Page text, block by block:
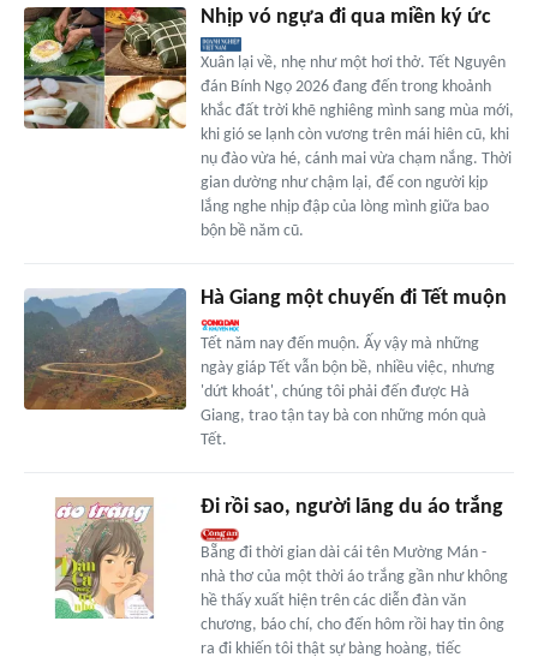
Nhịp vó ngựa đi qua miền ký ức
Xuân lại về, nhẹ như một hơi thở. Tết Nguyên
đán Bính Ngọ 2026 đang đến trong khoảnh
khắc đất trời khẽ nghiêng mình sang mùa mới,
khi gió se lạnh còn vương trên mái hiên cũ, khi
nụ đào vừa hé, cánh mai vừa chạm nắng. Thời
gian dường như chậm lại, để con người kịp
lắng nghe nhịp đập của lòng mình giữa bao
bộn bề năm cũ.
Hà Giang một chuyến đi Tết muộn
Tết năm nay đến muộn. Ấy vậy mà những
ngày giáp Tết vẫn bộn bề, nhiều việc, nhưng
'dứt khoát', chúng tôi phải đến được Hà
Giang, trao tận tay bà con những món quà
Tết.
Đi rồi sao, người lãng du áo trắng
Bẵng đi thời gian dài cái tên Mường Mán -
nhà thơ của một thời áo trắng gần như không
hề thấy xuất hiện trên các diễn đàn văn
chương, báo chí, cho đến hôm rồi hay tin ông
ra đi khiến tôi thật sự bàng hoàng, tiếc